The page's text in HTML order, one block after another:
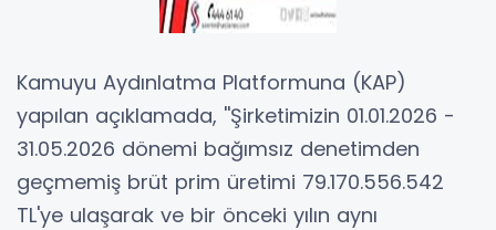
Kamuyu Aydınlatma Platformuna (KAP)
yapılan açıklamada, ''Şirketimizin 01.01.2026 -
31.05.2026 dönemi bağımsız denetimden
geçmemiş brüt prim üretimi 79.170.556.542
TL'ye ulaşarak ve bir önceki yılın aynı